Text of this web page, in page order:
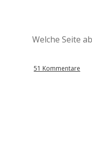
Welche Seite
51 Kommentare